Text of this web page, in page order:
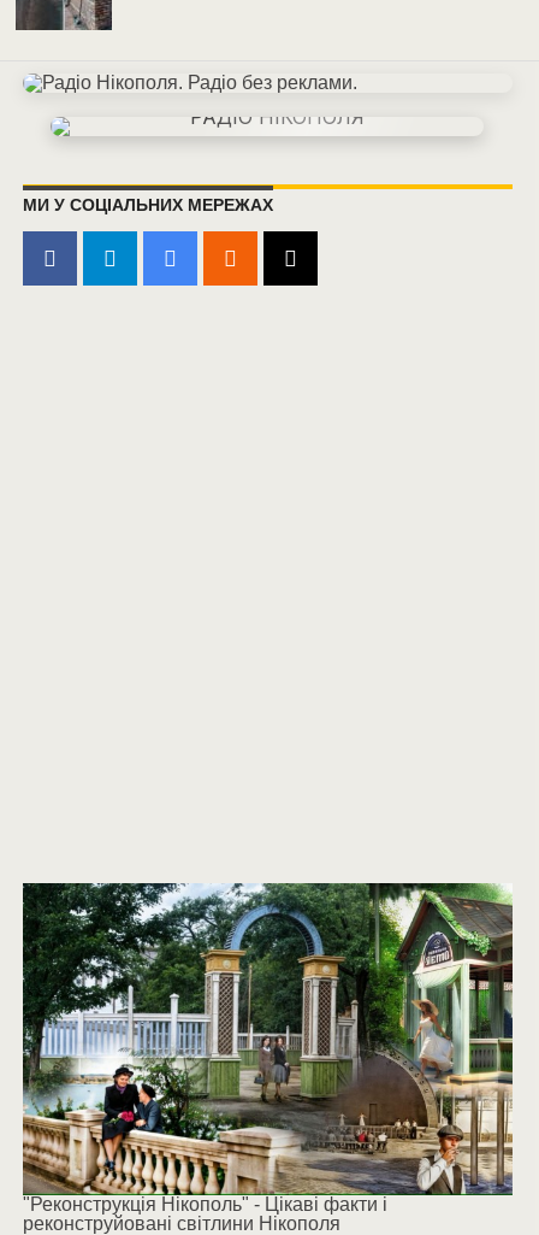
МИ У СОЦІАЛЬНИХ МЕРЕЖАХ
"Реконструкція Нікополь" - Цікаві факти і
реконструйовані світлини Нікополя